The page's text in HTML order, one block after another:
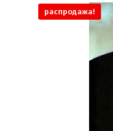
распродажа!